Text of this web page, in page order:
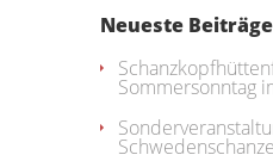
Neueste Beiträge
Sommersonntag